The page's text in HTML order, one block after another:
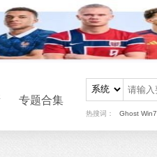
专题合集
热搜词： Ghost Win7